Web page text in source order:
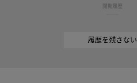
閲覧履歴
履歴を残さない